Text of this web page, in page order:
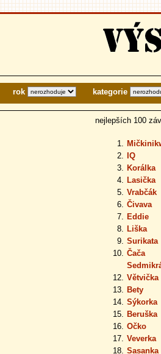
rok kategorie
nejlepších 100
1.
2.
IQ
3. Korálka
4. Lasička
5. Vrabčák
6. Čivava
7. Eddie
8. Liška
9. Surikata
10. Čača
12. Větvička
13. Bety
14. Sýkorka
15. Beruška
16. Očko
17. Veverka
18. Sasanka